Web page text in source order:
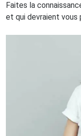
Faites la
et qui devraient vous